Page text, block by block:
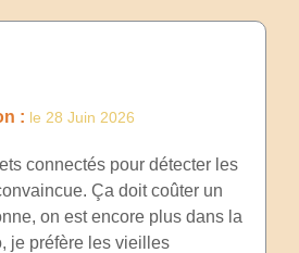
: le 28 Juin 2026
connectés pour détecter les
Ça doit coûter un
on est encore plus dans la
je préfère les vieilles